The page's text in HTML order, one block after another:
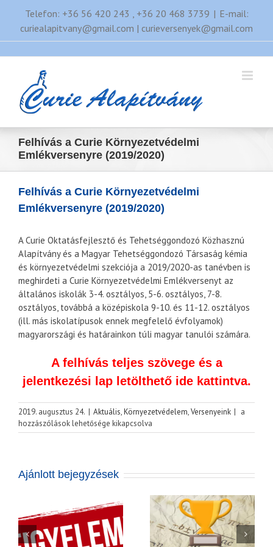
Telefon: +36 56 420 243 , +36 20 468 3739 | E-mail:
curiealapitvany@gmail.com | curieversenyek@gmail.com
Felhívás a Curie Környezetvédelmi
Emlékversenyre (2019/2020)
Felhívás a Curie Környezetvédelmi
Emlékversenyre (2019/2020)
A Curie Oktatásfejlesztő és Tehetséggondozó Közhasznú
Alapítvány és a Magyar Tehetséggondozó Társaság kémia
és környezetvédelmi szekciója a 2019/2020-as tanévben is
meghirdeti a Curie Környezetvédelmi Emlékversenyt az
általános iskolák 3-4. osztályos, 5-6. osztályos, 7-8.
osztályos, továbbá a középiskola 9-10. és 11-12. osztályos
(ill. más iskolatípusok ennek megfelelő évfolyamok)
magyarországi és határainkon túli magyar tanulói számára.
A felhívás teljes szövege és a
jelentkezési lap letölthető ide kattintva.
2019. augusztus 24. | Aktuális,Környezetvédelem,Versenyeink | Felhívás
Curie
a
hozzászólások lehetősége kikapcsolva
Ajánlott bejegyzések
Curie
Környezetvédelmi
Emlékverseny
Meghívó a
2026. május
16-án
Szolnokon